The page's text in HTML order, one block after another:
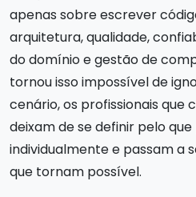
apenas sobre escrever
arquitetura, qualidade,
do domínio e gestão de
tornou isso impossível de
cenário, os profissionais que
deixam de se definir pelo
individualmente e passam a
que tornam possível.